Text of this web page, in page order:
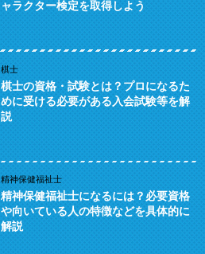
ャラクター検定を取得しよう
棋士
棋士の資格・試験とは？プロになるた
めに受ける必要がある入会試験等を解
説
精神保健福祉士
精神保健福祉士になるには？必要資格
や向いている人の特徴などを具体的に
解説